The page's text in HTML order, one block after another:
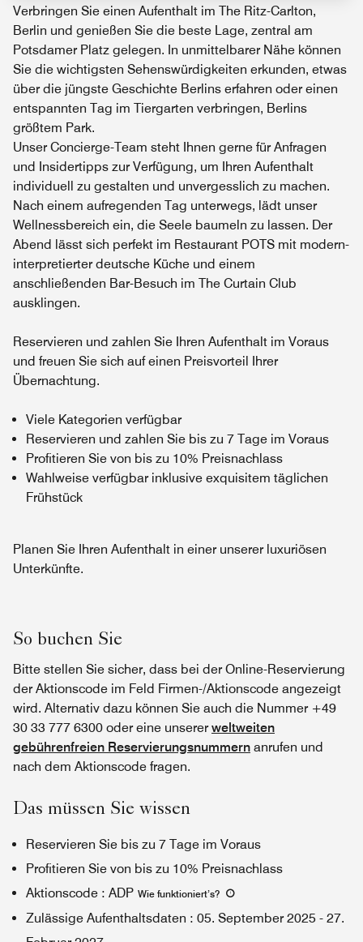
Verbringen Sie einen Aufenthalt im The Ritz-Carlton,
Berlin und genießen Sie die beste Lage, zentral am
Potsdamer Platz gelegen. In unmittelbarer Nähe können
Sie die wichtigsten Sehenswürdigkeiten erkunden, etwas
über die jüngste Geschichte Berlins erfahren oder einen
entspannten Tag im Tiergarten verbringen, Berlins
größtem Park.
Unser Concierge-Team steht Ihnen gerne für Anfragen
und Insidertipps zur Verfügung, um Ihren Aufenthalt
individuell zu gestalten und unvergesslich zu machen.
Nach einem aufregenden Tag unterwegs, lädt unser
Wellnessbereich ein, die Seele baumeln zu lassen. Der
Abend lässt sich perfekt im Restaurant POTS mit modern-
interpretierter deutsche Küche und einem
anschließenden Bar-Besuch im The Curtain Club
ausklingen.
Reservieren und zahlen Sie Ihren Aufenthalt im Voraus
und freuen Sie sich auf einen Preisvorteil Ihrer
Übernachtung.
Viele Kategorien verfügbar
Reservieren und zahlen Sie bis zu 7 Tage im Voraus
Profitieren Sie von bis zu 10% Preisnachlass
Wahlweise verfügbar inklusive exquisitem täglichen
Frühstück
Planen Sie Ihren Aufenthalt in einer unserer luxuriösen
Unterkünfte.
So buchen Sie
Bitte stellen Sie sicher, dass bei der Online-Reservierung
der Aktionscode im Feld Firmen-/Aktionscode angezeigt
wird. Alternativ dazu können Sie auch die Nummer +49
30 33 777 6300 oder eine unsererweltweiten
gebührenfreien Reservierungsnummern anrufen und
nach dem Aktionscode fragen.
Das müssen Sie wissen
Reservieren Sie bis zu 7 Tage im Voraus
Profitieren Sie von bis zu 10% Preisnachlass
Aktionscode : ADP Wie funktioniert’s?
Zulässige Aufenthaltsdaten : 05. September 2025 - 27.